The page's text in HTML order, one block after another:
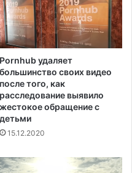
Pornhub удаляет
большинство своих видео
после того, как
расследование выявило
жестокое обращение с
детьми
15.12.2020